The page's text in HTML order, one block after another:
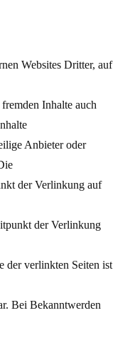
Websites Dritter, auf
Inhalte auch
Anbieter oder
der Verlinkung auf
der Verlinkung
der verlinkten Seiten ist
Bei Bekanntwerden